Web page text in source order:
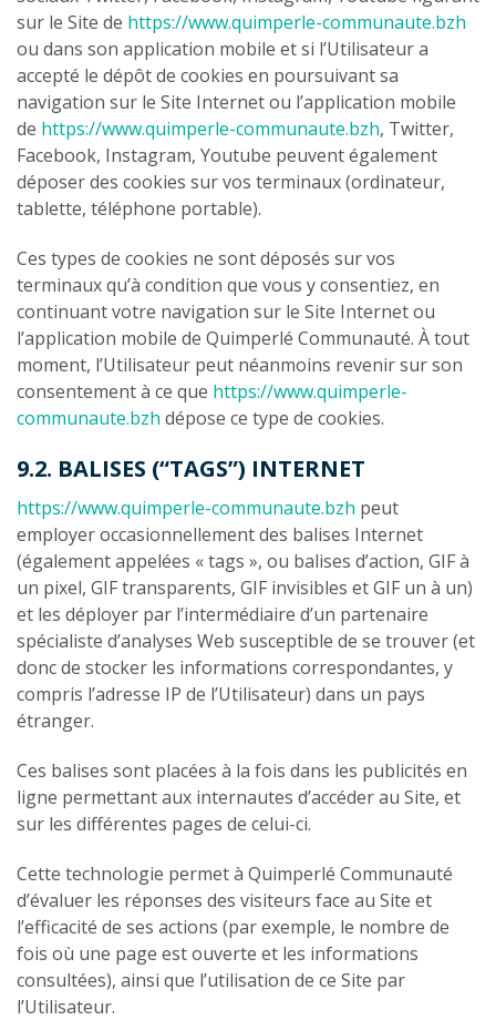
sur le Site de https://www.quimperle-communaute.bzh
ou dans son application mobile et si l’Utilisateur a
accepté le dépôt de cookies en poursuivant sa
navigation sur le Site Internet ou l’application mobile
de https://www.quimperle-communaute.bzh, Twitter,
Facebook, Instagram, Youtube peuvent également
déposer des cookies sur vos terminaux (ordinateur,
tablette, téléphone portable).
Ces types de cookies ne sont déposés sur vos
terminaux qu’à condition que vous y consentiez, en
continuant votre navigation sur le Site Internet ou
l’application mobile de Quimperlé Communauté. À tout
moment, l’Utilisateur peut néanmoins revenir sur son
consentement à ce que https://www.quimperle-
communaute.bzh dépose ce type de cookies.
9.2. BALISES (“TAGS”) INTERNET
https://www.quimperle-communaute.bzh peut
employer occasionnellement des balises Internet
(également appelées « tags », ou balises d’action, GIF à
un pixel, GIF transparents, GIF invisibles et GIF un à un)
et les déployer par l’intermédiaire d’un partenaire
spécialiste d’analyses Web susceptible de se trouver (et
donc de stocker les informations correspondantes, y
compris l’adresse IP de l’Utilisateur) dans un pays
étranger.
Ces balises sont placées à la fois dans les publicités en
ligne permettant aux internautes d’accéder au Site, et
sur les différentes pages de celui-ci.
Cette technologie permet à Quimperlé Communauté
d’évaluer les réponses des visiteurs face au Site et
l’efficacité de ses actions (par exemple, le nombre de
fois où une page est ouverte et les informations
consultées), ainsi que l’utilisation de ce Site par
l’Utilisateur.